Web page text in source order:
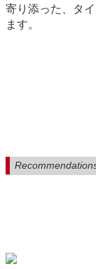
寄り添った、タ
ます。